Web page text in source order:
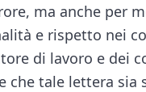
ma anche per
e rispetto nei
di lavoro e dei
che tale lettera sia